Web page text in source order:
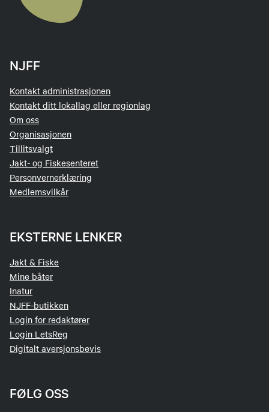
NJFF
Kontakt administrasjonen
Kontakt ditt lokallag eller regionlag
Om oss
Organisasjonen
Tillitsvalgt
Jakt- og Fiskesenteret
Personvernerklæring
Medlemsvilkår
EKSTERNE LENKER
Jakt & Fiske
Mine båter
Inatur
NJFF-butikken
Login for redaktører
Login LetsReg
Digitalt aversjonsbevis
FØLG OSS